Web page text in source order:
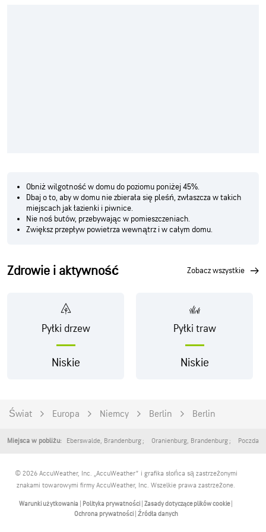
Obniż wilgotność w domu do poziomu poniżej 45%.
Dbaj o to, aby w domu nie zbierała się pleśń, zwłaszcza w takich
miejscach jak łazienki i piwnice.
Nie noś butów, przebywając w pomieszczeniach.
Zwiększ przepływ powietrza wewnątrz i w całym domu.
Zdrowie i aktywność zobacz wszystkie
Pyłki drzew
Niskie
Pyłki traw
Niskie
Świat Europa Niemcy Berlin Berlin
Miejsca w pobliżu: Eberswalde, Brandenburg Oranienburg, Brandenburg Poczdam
© 2026 AccuWeather, Inc. „AccuWeather” i grafika słońca są zastrzeżonymi
znakami towarowymi firmy AccuWeather, Inc. Wszelkie prawa zastrzeżone.
Warunki użytkowania Polityka prywatności Zasady dotyczące plików cookie
Ochrona prywatności| Źródła danych